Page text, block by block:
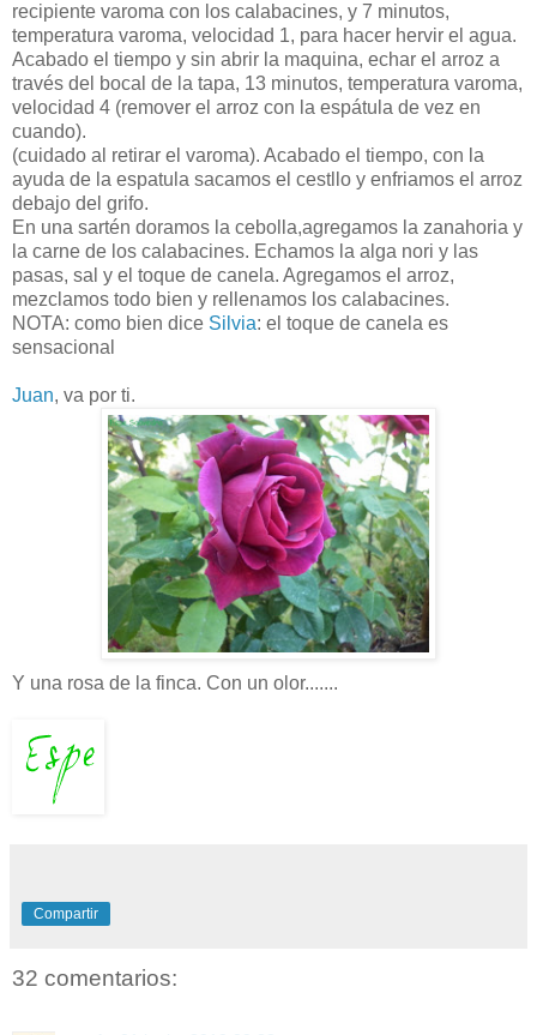
recipiente varoma con los calabacines, y 7 minutos,
temperatura varoma, velocidad 1, para hacer hervir el agua.
Acabado el tiempo y sin abrir la maquina, echar el arroz a
través del bocal de la tapa, 13 minutos, temperatura varoma,
velocidad 4 (remover el arroz con la espátula de vez en
cuando).
(cuidado al retirar el varoma). Acabado el tiempo, con la
ayuda de la espatula sacamos el cestllo y enfriamos el arroz
debajo del grifo.
En una sartén doramos la cebolla,agregamos la zanahoria y
la carne de los calabacines. Echamos la alga nori y las
pasas, sal y el toque de canela. Agregamos el arroz,
mezclamos todo bien y rellenamos los calabacines.
NOTA: como bien dice Silvia: el toque de canela es
sensacional
Juan, va por ti.
Y una rosa de la finca. Con un olor.......
Compartir
32 comentarios: